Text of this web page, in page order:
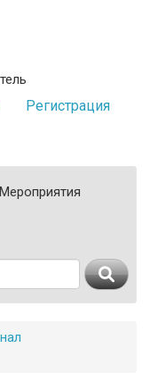
Регистрация
Мероприятия